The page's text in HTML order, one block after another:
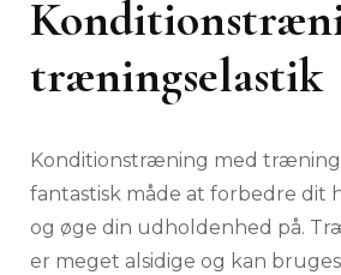
træningselastik
Konditionstræning med
fantastisk måde at forbedre dit
og øge din udholdenhed på.
er meget alsidige og kan